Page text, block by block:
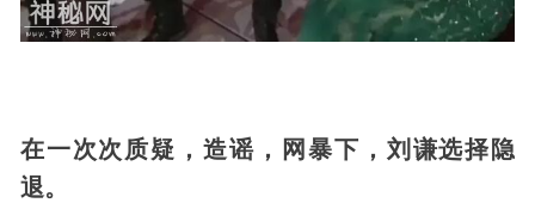
在一次次质疑，造谣，网暴下，刘谦选择隐
退。